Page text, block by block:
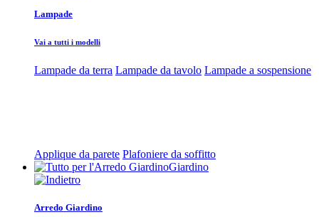
Lampade
Vai a tutti i modelli
Lampade da terra Lampade da tavolo Lampade a sospensione
Applique da parete Plafoniere da soffitto
Giardino
Arredo Giardino